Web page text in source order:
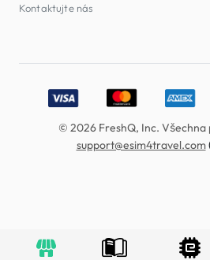
Kontaktujte nás
Accepted payment methods:
© 2026 FreshQ, Inc. Všechna
support@esim4travel.com